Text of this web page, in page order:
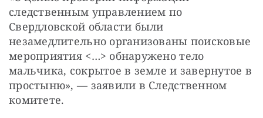
следственным управлением по
Свердловской области были
незамедлительно организованы поисковые
мероприятия <…> обнаружено тело
мальчика, сокрытое в земле и завернутое в
простыню», — заявили в Следственном
комитете.